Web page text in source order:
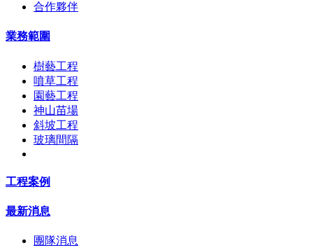
合作夥伴
業務範圍
樹藝工程
噴草工程
園藝工程
神山苗場
斜坡工程
玻璃間隔
工程案例
最新消息
團隊消息